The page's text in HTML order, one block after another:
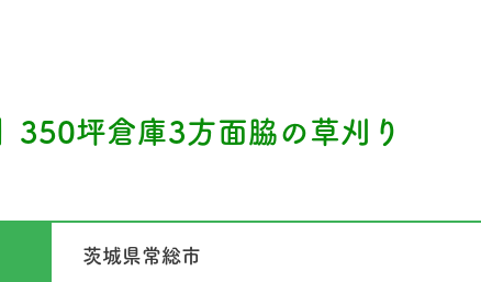
350坪倉庫3方面脇の草刈り
茨城県常総市